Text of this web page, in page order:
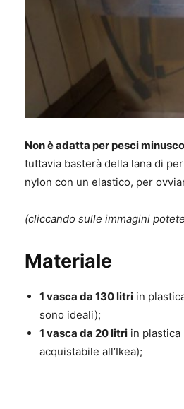
Non è adatta per pesci
tuttavia basterà della lana di
nylon con un elastico, per
(cliccando sulle immagini
Materiale
1 vasca da 130 litri in
sono ideali);
1 vasca da 20 litri in
acquistabile all’Ikea);